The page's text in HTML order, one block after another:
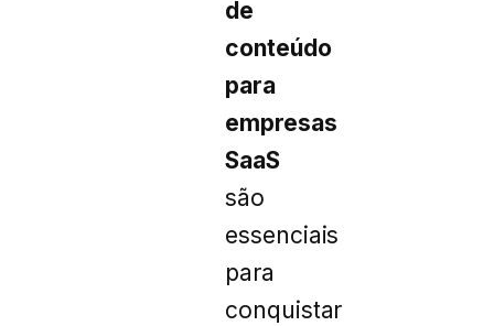
de
conteúdo
para
empresas
SaaS
são
essenciais
para
conquistar